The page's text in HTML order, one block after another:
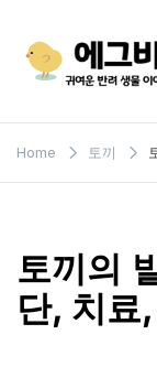
content
에그비
Home 토끼
토끼의
단, 치료